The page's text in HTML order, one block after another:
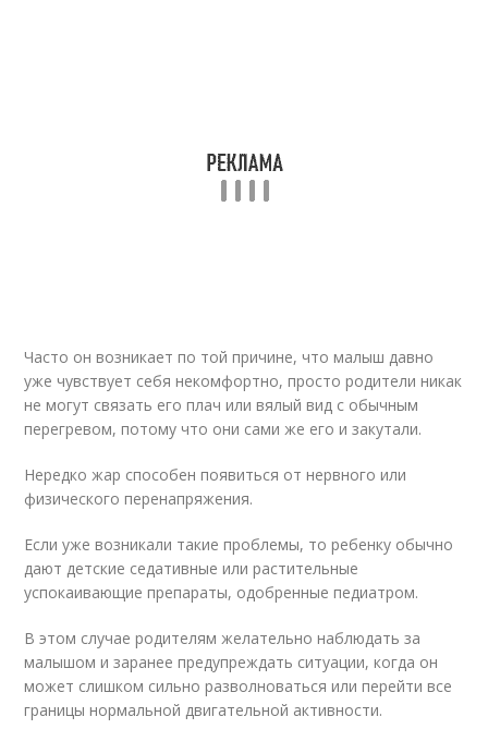
Часто он возникает по той причине, что малыш давно
уже чувствует себя некомфортно, просто родители никак
не могут связать его плач или вялый вид с обычным
перегревом, потому что они сами же его и закутали.
Нередко жар способен появиться от нервного или
физического перенапряжения.
Если уже возникали такие проблемы, то ребенку обычно
дают детские седативные или растительные
успокаивающие препараты, одобренные педиатром.
В этом случае родителям желательно наблюдать за
малышом и заранее предупреждать ситуации, когда он
может слишком сильно разволноваться или перейти все
границы нормальной двигательной активности.